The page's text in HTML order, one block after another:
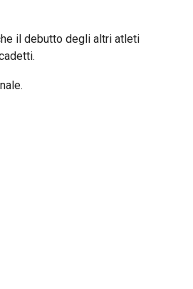
il debutto degli altri atleti